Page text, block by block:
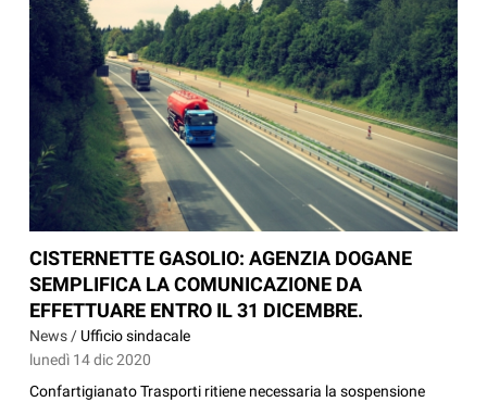
CISTERNETTE GASOLIO: AGENZIA DOGANE
SEMPLIFICA LA COMUNICAZIONE DA
EFFETTUARE ENTRO IL 31 DICEMBRE.
News / Ufficio sindacale
lunedì 14 dic 2020
Confartigianato Trasporti ritiene necessaria la sospensione